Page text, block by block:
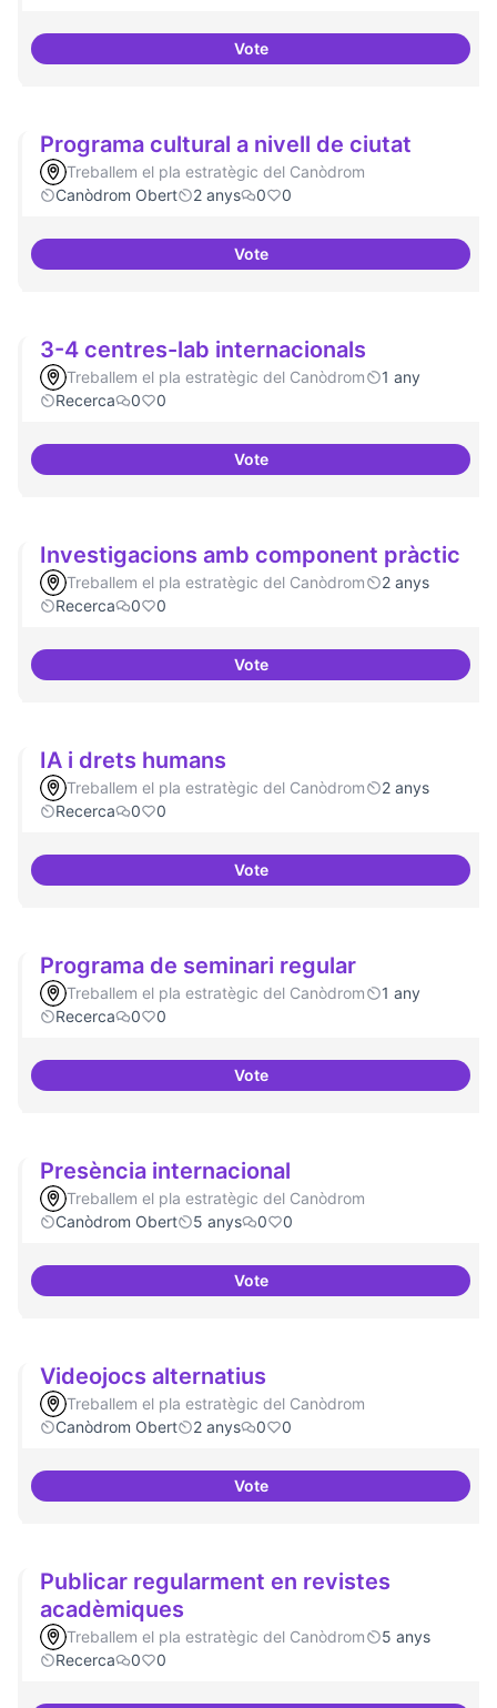
VotePilot guifinet nivell ciutat
Programa cultural a nivell de ciutat
Treballem el pla estratègic del Canòdrom
Canòdrom Obert
2 anys 0 0
VotePrograma cultural a nivell de
3-4 centres-lab internacionals
Treballem el pla estratègic del Canòdrom
1 any
Recerca
0 0
Vote3-4 centres-lab internacionals
Investigacions amb component pràctic
Treballem el pla estratègic del Canòdrom
2 anys
Recerca
0 0
VoteInvestigacions amb component
IA i drets humans
Treballem el pla estratègic del Canòdrom
2 anys
Recerca
0 0
VoteIA i drets humans
Programa de seminari regular
Treballem el pla estratègic del Canòdrom
1 any
Recerca
0 0
VotePrograma de seminari regular
Presència internacional
Treballem el pla estratègic del Canòdrom
Canòdrom Obert
5 anys 0 0
VotePresència internacional
Videojocs alternatius
Treballem el pla estratègic del Canòdrom
Canòdrom Obert
2 anys 0 0
VoteVideojocs alternatius
Publicar regularment en revistes
acadèmiques
Treballem el pla estratègic del Canòdrom
5 anys
Recerca
0 0